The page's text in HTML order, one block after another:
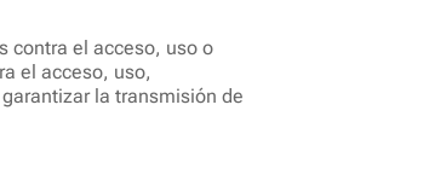
contra el acceso, uso o
el acceso, uso,
la transmisión de